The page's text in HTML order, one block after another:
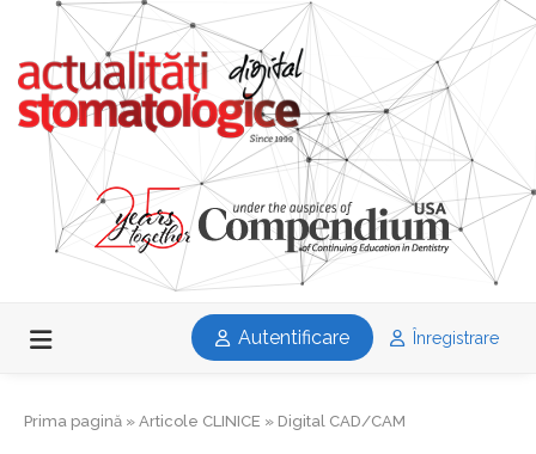
Autentificare Înregistrare
Prima pagină » Articole CLINICE » Digital CAD/CAM